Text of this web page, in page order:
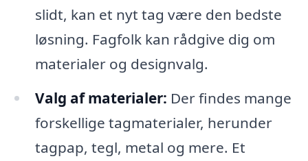
slidt, kan et nyt tag være den bedste
løsning. Fagfolk kan rådgive dig om
materialer og designvalg.
Valg af materialer: Der findes mange
forskellige tagmaterialer, herunder
tagpap, tegl, metal og mere. Et